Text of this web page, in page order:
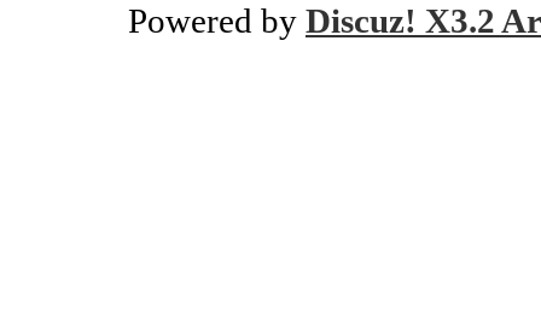
Powered by Discuz! X3.2